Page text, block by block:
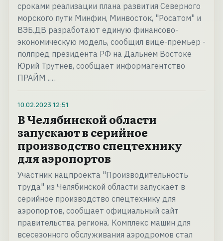
сроками реализации плана развития Северного
морского пути Минфин, Минвосток, "Росатом" и
ВЭБ.ДВ разработают единую финансово-
экономическую модель, сообщил вице-премьер -
полпред президента РФ на Дальнем Востоке
Юрий Трутнев, сообщает информагентство
ПРАЙМ .…
10.02.2023 12:51
В Челябинской области
запускают в серийное
производство спецтехнику
для аэропортов
Участник нацпроекта "Производительность
труда" из Челябинской области запускает в
серийное производство спецтехнику для
аэропортов, сообщает официальный сайт
правительства региона. Комплекс машин для
всесезонного обслуживания аэродромов стал